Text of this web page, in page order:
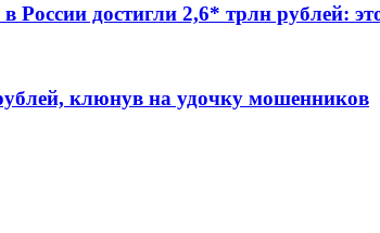
России достигли 2,6* трлн рублей:
клюнув на удочку мошенников